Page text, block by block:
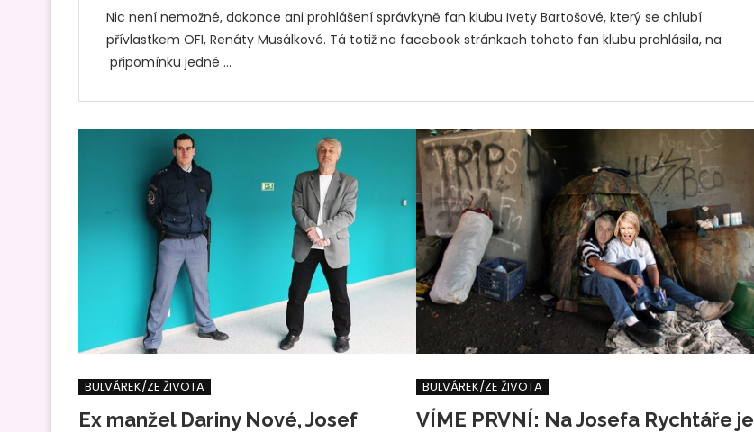
Nic není nemožné, dokonce ani prohlášení správkyně fan klubu Ivety Bartošové, který se chlubí
přívlastkem OFI, Renáty Musálkové. Tá totiž na facebook stránkach tohoto fan klubu prohlásila, na
připomínku jedné …
BULVÁREK/ZE ŽIVOTA
Ex manžel Dariny Nové, Josef
BULVÁREK/ZE ŽIVOTA
VÍME PRVNÍ: Na Josefa Rychtáře je